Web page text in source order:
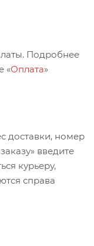
Подробнее
«Оплата»
доставки, номер
введите
курьеру,
справа